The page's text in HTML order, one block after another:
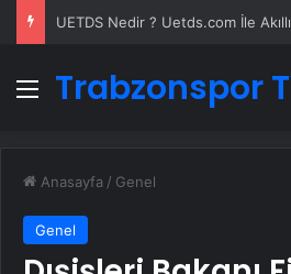
Menü
Trabzonspor
Anasayfa / Genel
Genel